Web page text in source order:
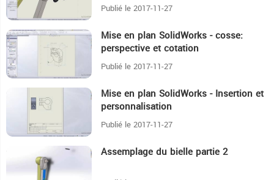
Publié le 2017-11-27
8:15 Mise en plan SolidWorks - cosse:
perspective et cotation
Publié le 2017-11-27
Mise en plan SolidWorks - Insertion et
personnalisation
Publié le 2017-11-27
Assemplage du bielle partie 2